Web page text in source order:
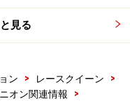
見る
ン > レースクイーン
>
オン関連情報
>